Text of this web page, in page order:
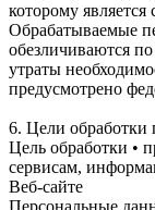
которому
Обрабатываемые
обезличиваются
утраты
предусмотрено
6. Цели обработки
Цель обработки •
сервисам,
Веб-сайте